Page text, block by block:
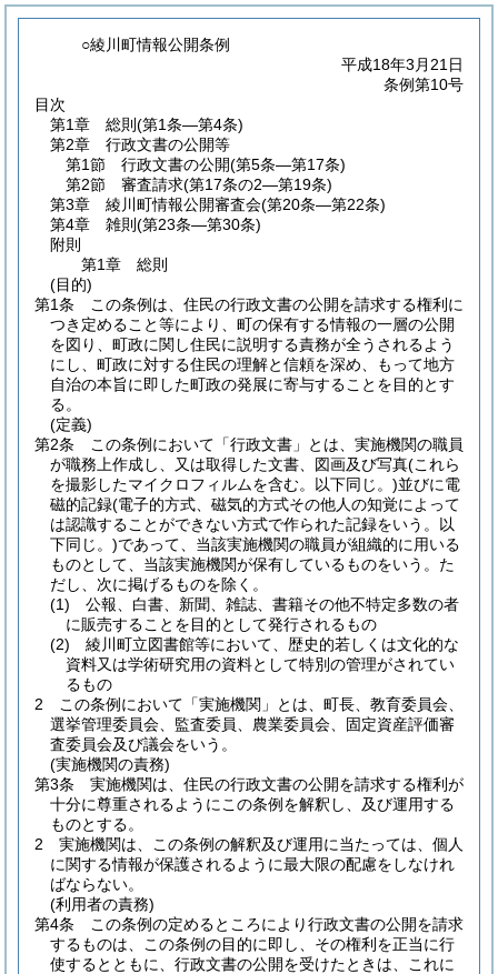
○綾川町情報公開条例
平成18年3月21日
条例第10号
目次
第1章
総則 (第1条―第4条)
第2章
行政文書の公開等
第1節
行政文書の公開(第5条―第17条)
第2節
審査請求(第17条の2―第19条)
第3章
綾川町情報公開審査会(第20条―第22条)
第4章
雑則 (第23条―第30条)
附則
第1章
総則
(目的)
第1条
この条例は、住民の行政文書の公開を請求する権利に
つき定めること等により、町の保有する情報の一層の公開
を図り、町政に関し住民に説明する責務が全うされるよう
にし、町政に対する住民の理解と信頼を深め、もって地方
自治の本旨に即した町政の発展に寄与することを目的とす
る。
(定義)
第2条
この条例において「行政文書」とは、実施機関の職員
が職務上作成し、又は取得した文書、図画及び写真(これら
を撮影したマイクロフィルムを含む。以下同じ。)並びに電
磁的記録(電子的方式、磁気的方式その他人の知覚によって
は認識することができない方式で作られた記録をいう。以
下同じ。)であって、当該実施機関の職員が組織的に用いる
ものとして、当該実施機関が保有しているものをいう。 た
だし、次に掲げるものを除く。
(1)
公報、白書、新聞、雑誌、書籍その他不特定多数の者
に販売することを目的として発行されるもの
(2)
綾川町立図書館等において、歴史的若しくは文化的な
資料又は学術研究用の資料として特別の管理がされてい
るもの
2
この条例において「実施機関」とは、町長、教育委員会、
選挙管理委員会、監査委員、農業委員会、固定資産評価審
査委員会及び議会をいう。
(実施機関の責務)
第3条
実施機関は、住民の行政文書の公開を請求する権利が
十分に尊重されるようにこの条例を解釈し、及び運用する
ものとする。
2
実施機関は、この条例の解釈及び運用に当たっては、個人
に関する情報が保護されるように最大限の配慮をしなけれ
ばならない。
(利用者の責務)
第4条
この条例の定めるところにより行政文書の公開を請求
するものは、この条例の目的に即し、その権利を正当に行
使するとともに、行政文書の公開を受けたときは、これに